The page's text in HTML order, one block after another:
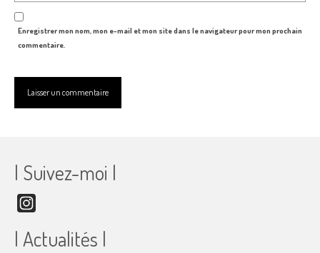
Enregistrer mon nom, mon e-mail et mon site dans le navigateur pour mon prochain
commentaire.
| Suivez-moi |
| Actualités |